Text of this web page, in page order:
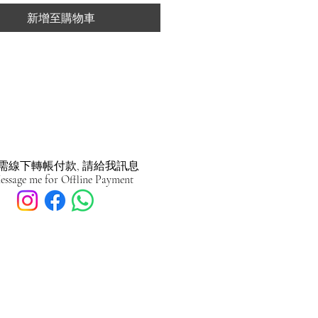
新增至購物車
線下轉帳付款, 請給我訊息
me for Offline Payment